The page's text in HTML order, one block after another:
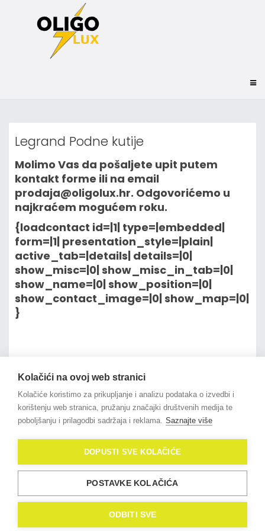
Legrand Podne kutije
Molimo Vas da pošaljete upit putem
kontakt forme ili na email
prodaja@oligolux.hr. Odgovorićemo u
najkraćem mogućem roku.
{loadcontact id=|1| type=|embedded|
form=|1| presentation_style=|plain|
active_tab=|details| details=|0|
show_misc=|0| show_misc_in_tab=|0|
show_name=|0| show_position=|0|
show_contact_image=|0| show_map=|0|
}
OligoLux
Reserved. Izrada web stranica
Domidona IT
Kolačići (eng. Cookies)
Kolačići na ovoj web stranici
Kolačiće koristimo za prikupljanje i analizu podataka o izvedbi i
korištenju web stranica, pružanju značajki društvenih medija te
poboljšanju i prilagodbi sadržaja i reklama. Saznajte više
DOPUSTI SVE KOLAČIĆE
POSTAVKE KOLAČIĆA
ODBITI SVE